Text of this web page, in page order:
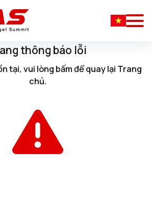
thông báo lỗi
tại, vui lòng bấmđể quay lại Trang
chủ.